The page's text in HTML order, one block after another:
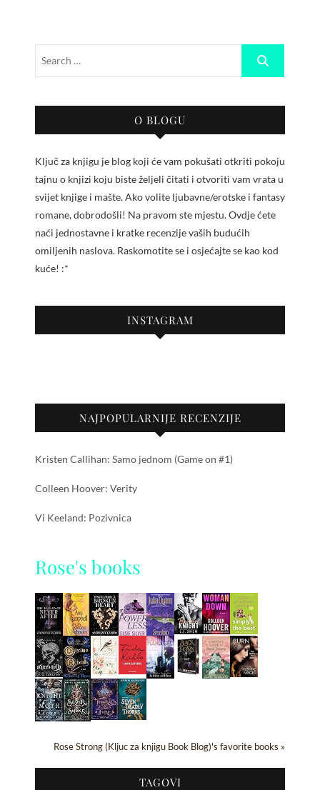
O BLOGU
Ključ za knjigu je blog koji će vam pokušati otkriti pokoju
tajnu o knjizi koju biste željeli čitati i otvoriti vam vrata u
svijet knjige i mašte. Ako volite ljubavne/erotske i fantasy
romane, dobrodošli! Na pravom ste mjestu. Ovdje ćete
naći jednostavne i kratke recenzije vaših budućih
omiljenih naslova. Raskomotite se i osjećajte se kao kod
kuće! :*
INSTAGRAM
NAJPOPULARNIJE RECENZIJE
Kristen Callihan: Samo jednom (Game on #1)
Colleen Hoover: Verity
Vi Keeland: Pozivnica
Rose's books
Rose Strong (Kljuc za knjigu Book Blog)'s favorite books »
TAGOVI